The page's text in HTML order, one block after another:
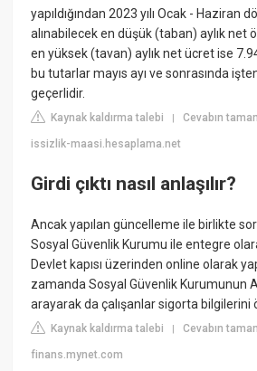
yapıldığından 2023 yılı Ocak - Haziran
alınabilecek en düşük (taban) aylık net
en yüksek (tavan) aylık net ücret ise
bu tutarlar mayıs ayı ve sonrasında
geçerlidir.
Kaynak kaldırma talebi |Cevabın
issizlik-maasi.hesaplama.net
Girdi çıktı nasıl anlaşılır?
Ancak yapılan güncelleme ile birlikte
Sosyal Güvenlik Kurumu ile entegre
Devlet kapısı üzerinden online olarak
zamanda Sosyal Güvenlik Kurumunun
arayarak da çalışanlar sigorta bilgilerini
Kaynak kaldırma talebi |Cevabın
finans.mynet.com